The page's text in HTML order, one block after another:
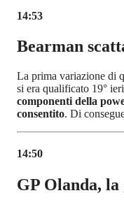
14:53
Bearman
La prima variazione di
si era qualificato 19°
componenti della
consentito. Di
14:50
GP Olanda,